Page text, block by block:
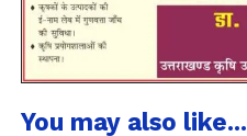
You may also like...